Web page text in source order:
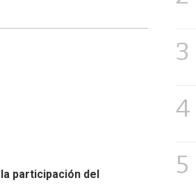
participación del
3
4
5